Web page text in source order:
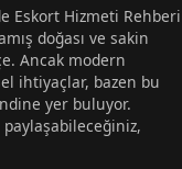
Eskort Hizmeti Rehberi
doğası ve sakin
Ancak modern
ihtiyaçlar, bazen bu
yer buluyor.
paylaşabileceğiniz,